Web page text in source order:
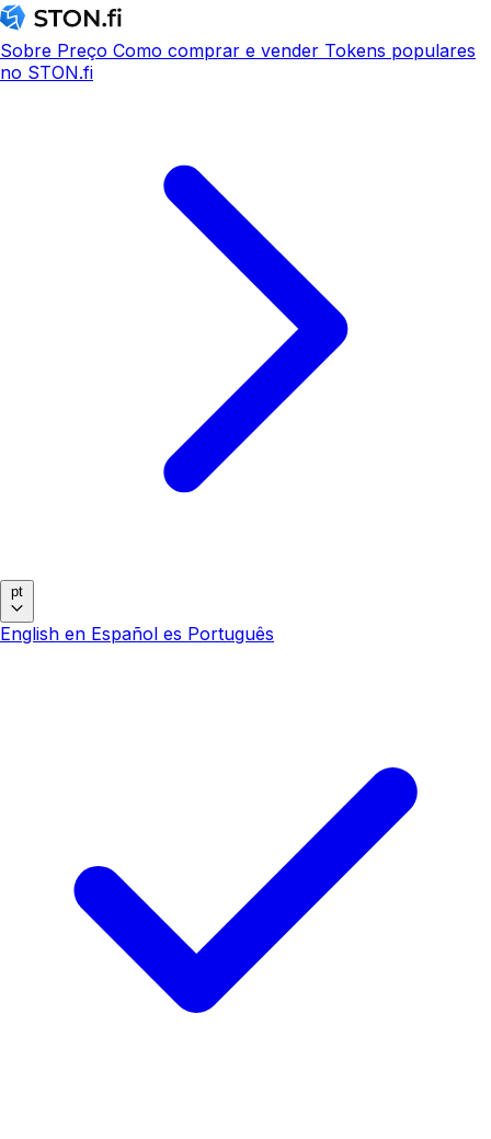
Sobre Preço Como comprar e vender Tokens populares
no STON.fi
pt
English en Español es Português